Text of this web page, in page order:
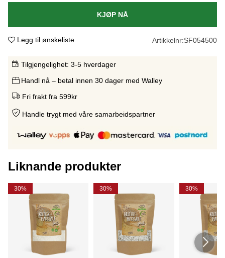
KJØP NÅ
Legg til ønskeliste Artikkelnr:SF054500
Tilgjengelighet: 3-5 hverdager
Handl nå – betal innen 30 dager med Walley
Fri frakt fra 599kr
Handle trygt med våre samarbeidspartner
Liknande produkter
30% 30% 30%